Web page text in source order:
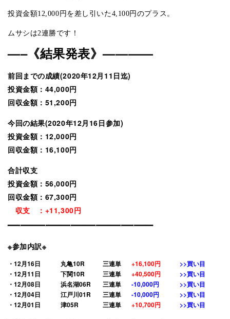
投資金額12,000円を差し引いた4,100円のプラス。
ムサシは2連勝です！
—–《結果発表》————
前回までの成績(2020年12月11日迄)
投資金額：44,000円
回収金額：51,200円
今回の結果(2020年12月16日参加)
投資金額：12,000円
回収金額：16,100円
合計収支
投資金額：56,000円
回収金額：67,300円
収支 ：+11,300円
———————————–
※参加内訳※
・12月16日 丸亀10R 三連単 +16,100円
>>買い目
・12月11日
下関10R 三連単 +40,500円
>>買い目
・12月08日
浜名湖06R 三連単 -10,000円
>>買い目
・12月04日
江戸川01R 三連単 -10,000円
>>買い目
・12月01日
津05R 三連単 +10,700円 >>買い目